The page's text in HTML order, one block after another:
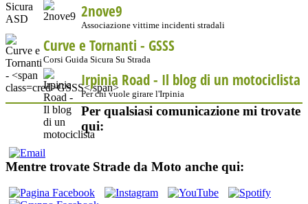
2nove9
Associazione vittime incidenti stradali
Curve e Tornanti - GSSS
Corsi Guida Sicura Su Strada
Irpinia Road - Il blog di un motociclista
Per chi vuole girare l'Irpinia
Per qualsiasi comunicazione mi trovate
qui:
Mentre trovate Strade da Moto anche qui: